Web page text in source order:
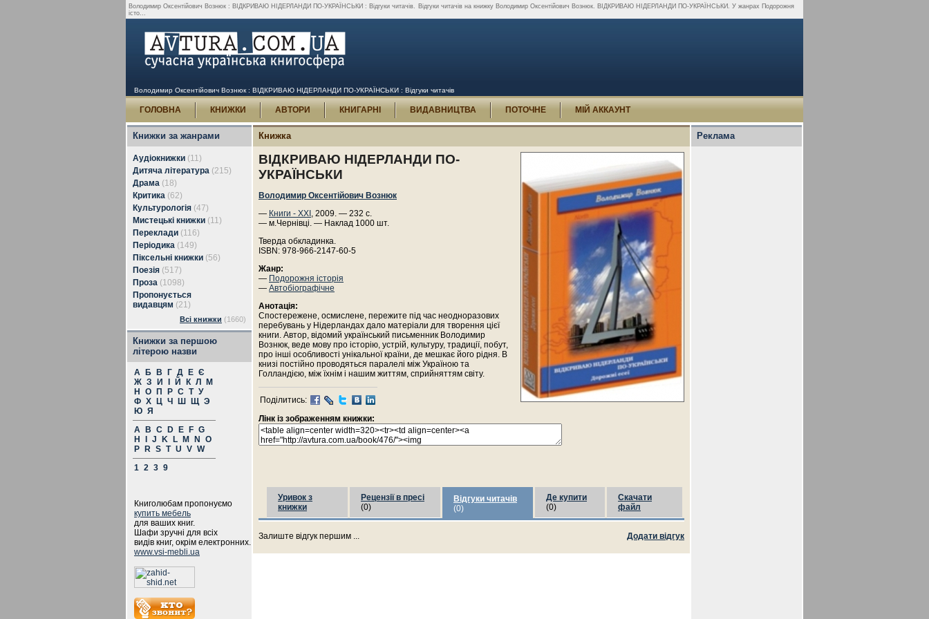
Володимир Оксентійович Вознюк : ВІДКРИВАЮ НІДЕРЛАНДИ ПО-УКРАЇНСЬКИ : Відгуки читачів. Відгуки читачів на книжку Володимир Оксентійович Вознюк. ВІДКРИВАЮ НІДЕРЛАНДИ ПО-УКРАЇНСЬКИ. У жанрах Подорожня
істо...
Володимир Оксентійович Вознюк : ВІДКРИВАЮ НІДЕРЛАНДИ ПО-УКРАЇНСЬКИ : Відгуки читачів
ГОЛОВНА КНИЖКИ АВТОРИ КНИГАРНІ ВИДАВНИЦТВА ПОТОЧНЕ МІЙ АККАУНТ
Книжки за жанрами
Аудіокнижки (11)
Дитяча література (215)
Драма (18)
Критика (62)
Культурологія (47)
Мистецькі книжки (11)
Переклади (116)
Періодика (149)
Піксельні книжки (56)
Поезія (517)
Проза (1098)
Пропонується
видавцям (21)
Всі книжки (1660)
Книжки за першою
літерою назви
А Б В Г Д Е Є
Ж З И Й К Л
М
Н
О П Р С Т У
Ф Х Ц Ч Ш Щ Э
Ю Я
A
B C D E F G
H
J K L M N
O
P
R S T U V W
1 2 3 9
Книголюбам пропонуємо
купить мебель
для ваших книг.
Шафи зручні для всіх
видів книг, окрім електронних.
www.vsi-mebli.ua
Книжка
ВІДКРИВАЮ НІДЕРЛАНДИ ПО-
УКРАЇНСЬКИ
Володимир Оксентійович Вознюк
— Книги - ХХІ , 2009. — 232 с.
— м.Чернівці. — Наклад 1000 шт.
Тверда обкладинка.
ISBN: 978-966-2147-60-5
Жанр:
— Подорожня історія
— Автобіографічне
Анотація:
Спостережене, осмислене, пережите під час неодноразових
перебувань у Нідерландах дало матеріали для творення цієї
книги. Автор, відомий український письменник Володимир
Вознюк, веде мову про історію, устрій, культуру, традиції, побут,
про інші особливості унікальної країни, де мешкає його рідня. В
книзі постійно проводяться паралелі між Україною та
Голландією, між їхнім і нашим життям, сприйняттям світу.
Поділитись:
Лінк із зображенням книжки:
Уривок з
книжки
Рецензії в пресі
(0)
Відгуки читачів
(0)
Де купити
(0)
Скачати
файл
Додати відгук
Залиште відгук першим ...
Реклама